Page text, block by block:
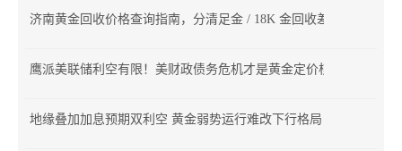
济南黄金回收价格查询指南，分清足金 / 18K 金回收差价
鹰派美联储利空有限！美财政债务危机才是黄金定价核心
地缘叠加加息预期双利空 黄金弱势运行难改下行格局